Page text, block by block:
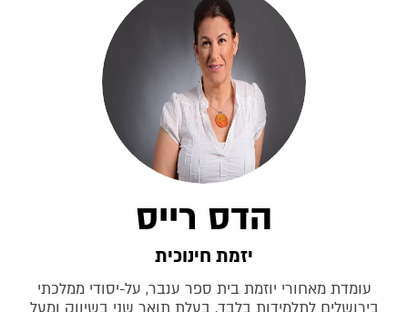
הדס רייס
יזמת חינוכית
עומדת מאחורי יוזמת בית ספר ענבר, על-יסודי ממלכתי